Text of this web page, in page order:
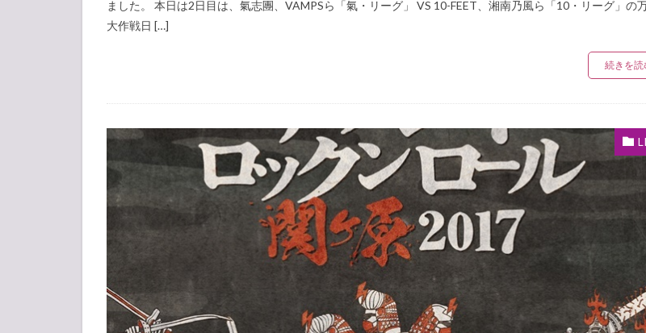
ました。 本日は2日目は、氣志團、VAMPSら「氣・リーグ」 VS 10-FEET、湘南乃風ら「10・リーグ」の
大作戦日 […]
続きを読